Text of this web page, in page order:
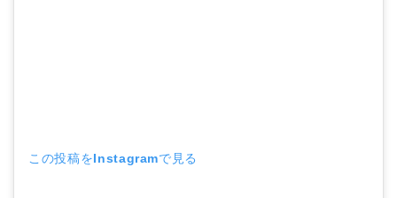
この投稿をInstagramで見る